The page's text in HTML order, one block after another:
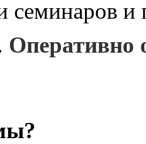
семинаров и
Оперативно